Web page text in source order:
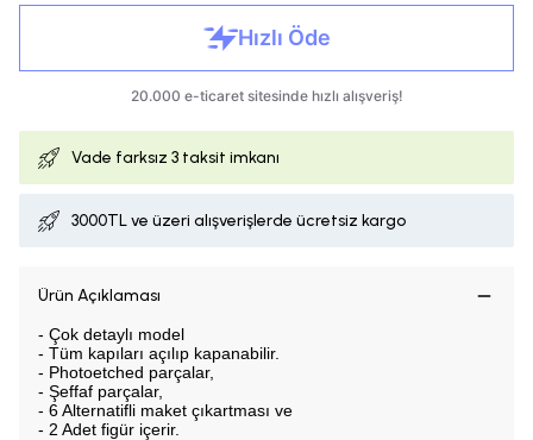
Vade farksız 3 taksit imkanı
3000TL ve üzeri alışverişlerde ücretsiz kargo
Ürün Açıklaması
- Çok detaylı model
- Tüm kapıları açılıp kapanabilir.
- Photoetched parçalar,
- Şeffaf parçalar,
- 6 Alternatifli maket çıkartması ve
- 2 Adet figür içerir.